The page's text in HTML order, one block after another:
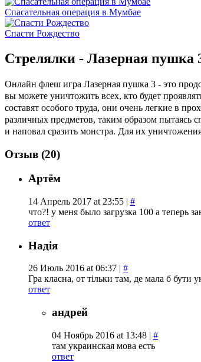
Спасательная операция в Мумбае
Спасти Рождество
Стрелялки - Лазерная пушка
Онлайн флеш игра Лазерная пушка 3 - это
вы можете уничтожить всех, кто будет
составят особого труда, они очень легкие в
различных предметов, таким образом пытаясь
и наповал сразить монстра. Для их
Отзыв (20)
Артём
14 Апрель 2017 at 23:55 | #
что?! у меня было загрузка 100 а теперь
ответ
Надія
26 Июль 2016 at 06:37 | #
Гра класна, от тільки там, де мала б бути
ответ
андрей
04 Ноябрь 2016 at 13:48 | #
там украинская мова есть
ответ